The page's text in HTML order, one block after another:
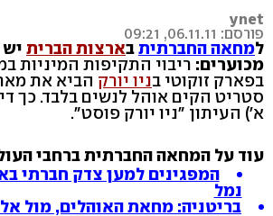
ynet
פורסם: 06.11.11, 09:21
למחאה החברתיתבארצות הברית
מכוערים: ריבוי התקיפות המיניות
בפארק זוקוטי בניו יורק הביא את
סטריט הקים אוהל לנשים בלבד. כך
א') העיתון "ניו יורק פוסט".
עוד על המחאה החברתית ברחבי
המפגינים למען צדק חברתי
נמל
בריטניה: מחאת האוהלים, מול